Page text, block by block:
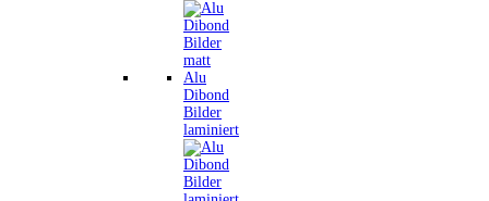
Alu
Dibond
Bilder
laminiert